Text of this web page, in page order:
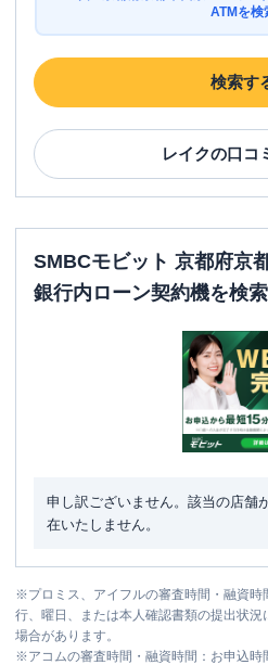
ATMを検
検索す
レイクの口コ
SMBCモビット 京都府京
銀行内ローン契約機を検索
申し訳ございません。該当の店舗
在いたしません。
※プロミス、アイフルの審査時間・融資
行、曜日、または本人確認書類の提出状
場合があります。
※アコムの審査時間・融資時間：お申込